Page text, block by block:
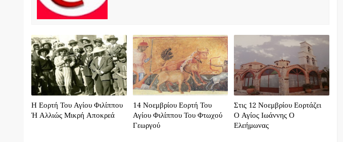
Η Εορτή Του Αγίου Φιλίππου
Ή Αλλιώς Μικρή Αποκρεά
14 Νοεμβρίου Εορτή Του
Αγίου Φιλίππου Του Φτωχού
Γεωργού
Στις 12 Νοεμβρίου Εορτάζει
Ο Αγίος Ιωάννης Ο
Ελεήμωνας